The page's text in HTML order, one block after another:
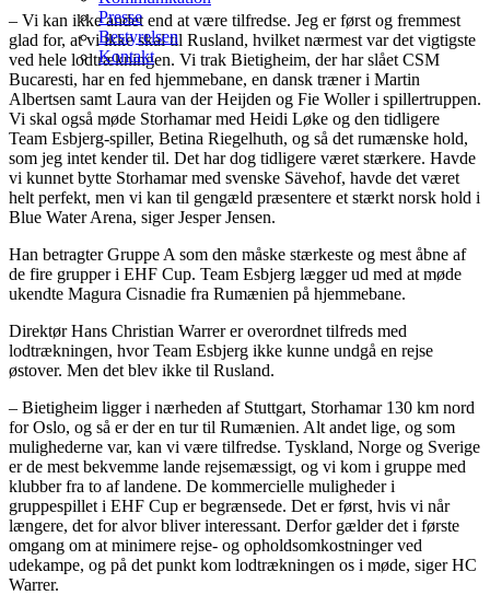
Presse
Bestyrelsen
Kontakt
– Vi kan ikke andet end at være tilfredse. Jeg er først og fremmest
glad for, at vi ikke skal til Rusland, hvilket nærmest var det vigtigste
ved hele lodtrækningen. Vi trak Bietigheim, der har slået CSM
Bucaresti, har en fed hjemmebane, en dansk træner i Martin
Albertsen samt Laura van der Heijden og Fie Woller i spillertruppen.
Vi skal også møde Storhamar med Heidi Løke og den tidligere
Team Esbjerg-spiller, Betina Riegelhuth, og så det rumænske hold,
som jeg intet kender til. Det har dog tidligere været stærkere. Havde
vi kunnet bytte Storhamar med svenske Sävehof, havde det været
helt perfekt, men vi kan til gengæld præsentere et stærkt norsk hold i
Blue Water Arena, siger Jesper Jensen.
Han betragter Gruppe A som den måske stærkeste og mest åbne af
de fire grupper i EHF Cup. Team Esbjerg lægger ud med at møde
ukendte Magura Cisnadie fra Rumænien på hjemmebane.
Direktør Hans Christian Warrer er overordnet tilfreds med
lodtrækningen, hvor Team Esbjerg ikke kunne undgå en rejse
østover. Men det blev ikke til Rusland.
– Bietigheim ligger i nærheden af Stuttgart, Storhamar 130 km nord
for Oslo, og så er der en tur til Rumænien. Alt andet lige, og som
mulighederne var, kan vi være tilfredse. Tyskland, Norge og Sverige
er de mest bekvemme lande rejsemæssigt, og vi kom i gruppe med
klubber fra to af landene. De kommercielle muligheder i
gruppespillet i EHF Cup er begrænsede. Det er først, hvis vi når
længere, det for alvor bliver interessant. Derfor gælder det i første
omgang om at minimere rejse- og opholdsomkostninger ved
udekampe, og på det punkt kom lodtrækningen os i møde, siger HC
Warrer.